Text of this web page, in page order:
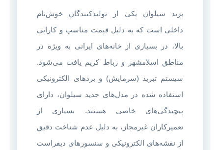
برند سیلوان یکی از تولیدکنندگان خوش‌نام
داخلی است که به دلیل قیمت مناسب و کارایی
بالا، در بسیاری از خانه‌های ایرانی به ویژه در
مناطق اسلامشهر و رباط کریم یافت می‌شود.
سیستم تبرید (سرمایش) و بردهای الکترونیکی
استفاده شده در مدل‌های جدید سیلوان، دارای
پیچیدگی‌های خاصی هستند. بسیاری از
تعمیرکاران غیرمجاز، به دلیل عدم شناخت دقیق
از نقشه‌های الکترونیکی و سنسورهای دیفراست